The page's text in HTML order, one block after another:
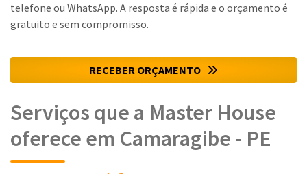
telefone ou WhatsApp. A resposta é rápida e o orçamento é
gratuito e sem compromisso.
RECEBER ORÇAMENTO
Serviços que a Master House
oferece em Camaragibe - PE